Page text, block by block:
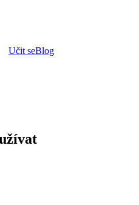
Učit seBlog